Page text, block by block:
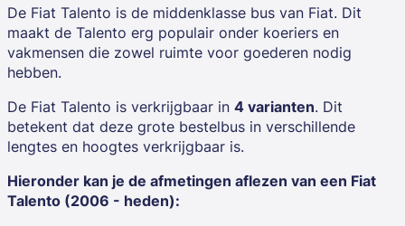
De Fiat Talento is de middenklasse bus van Fiat. Dit
maakt de Talento erg populair onder koeriers en
vakmensen die zowel ruimte voor goederen nodig
hebben.
De Fiat Talento is verkrijgbaar in 4 varianten. Dit
betekent dat deze grote bestelbus in verschillende
lengtes en hoogtes verkrijgbaar is.
Hieronder kan je de afmetingen aflezen van een Fiat
Talento (2006 - heden):